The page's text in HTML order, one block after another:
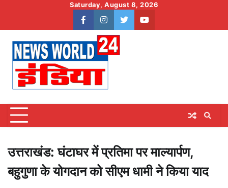
content
Saturday, August 8, 2026
facebookinstagram
twitteryoutube
उत्तराखंड: घंटाघर में प्रतिमा पर माल्यार्पण,
बहुगुणा के योगदान को सीएम धामी ने किया याद